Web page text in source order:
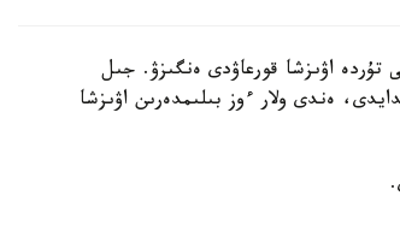
تۇردە اۋىزشا قورعاۋدى ەنگىزۋ. جىل
ەندى ولار ءوز بىلىمدەرىن اۋىزشا